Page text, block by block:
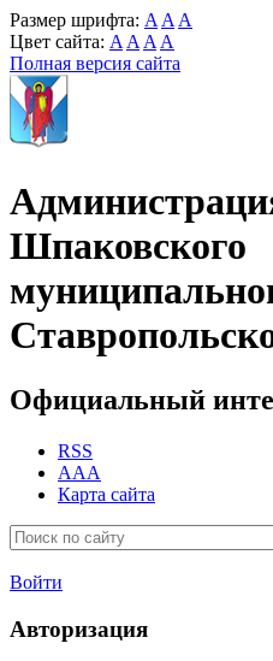
Размер шрифта: A A A
Цвет сайта: A A A A
Полная версия сайта
Шпаковского
Официальный
RSS
AAA
Карта сайта
Войти
Авторизация